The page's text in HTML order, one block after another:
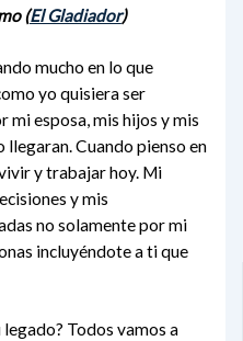
(El Gladiador)
mucho en lo que
yo quisiera ser
mi esposa, mis hijos y mis
llegaran. Cuando pienso en
y trabajar hoy. Mi
y mis
no solamente por mi
incluyéndote a ti que
legado? Todos vamos a